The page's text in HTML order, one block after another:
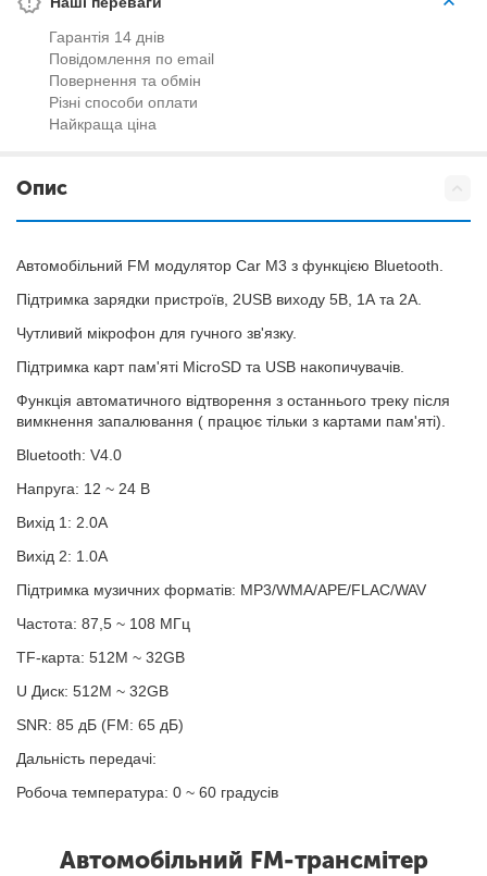
Гарантія 14 днів
Повідомлення по email
Повернення та обмін
Різні способи оплати
Найкраща ціна
Опис
Автомобільний FM модулятор Car M3 з функцією Bluetooth.
Підтримка зарядки пристроїв, 2USB виходу 5В, 1А та 2А.
Чутливий мікрофон для гучного зв'язку.
Підтримка карт пам'яті MicroSD та USB накопичувачів.
Функція автоматичного відтворення з останнього треку після
вимкнення запалювання ( працює тільки з картами пам'яті).
Bluetooth: V4.0
Напруга: 12 ~ 24 В
Вихід 1: 2.0A
Вихід 2: 1.0A
Підтримка музичних форматів: MP3/WMA/APE/FLAC/WAV
Частота: 87,5 ~ 108 МГц
TF-карта: 512M ~ 32GB
U Диск: 512M ~ 32GB
SNR: 85 дБ (FM: 65 дБ)
Дальність передачі:
Робоча температура: 0 ~ 60 градусів
Автомобільний FM-трансмітер